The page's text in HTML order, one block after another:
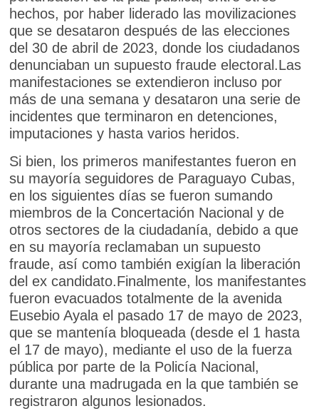
hechos, por haber liderado las movilizaciones
que se desataron después de las elecciones
del 30 de abril de 2023, donde los ciudadanos
denunciaban un supuesto fraude electoral.Las
manifestaciones se extendieron incluso por
más de una semana y desataron una serie de
incidentes que terminaron en detenciones,
imputaciones y hasta varios heridos.
Si bien, los primeros manifestantes fueron en
su mayoría seguidores de Paraguayo Cubas,
en los siguientes días se fueron sumando
miembros de la Concertación Nacional y de
otros sectores de la ciudadanía, debido a que
en su mayoría reclamaban un supuesto
fraude, así como también exigían la liberación
del ex candidato.Finalmente, los manifestantes
fueron evacuados totalmente de la avenida
Eusebio Ayala el pasado 17 de mayo de 2023,
que se mantenía bloqueada (desde el 1 hasta
el 17 de mayo), mediante el uso de la fuerza
pública por parte de la Policía Nacional,
durante una madrugada en la que también se
registraron algunos lesionados.